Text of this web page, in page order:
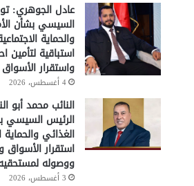
عادل الجوهري:
السيسي بشأن
والحماية
استباقية لتأمين
واستقرار الأسواق
4 أغسطس، 2026
النائب محمد أبو
الرئيس السيسي
الغذائي
استقرار الأسواق
ووصوله
3 أغسطس، 2026